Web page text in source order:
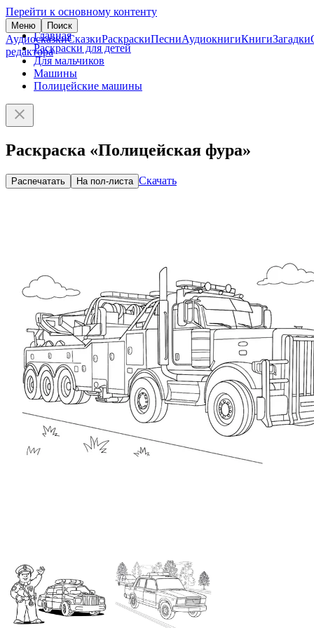
Перейти к основному контенту
Меню Поиск
АудиосказкиСказкиРаскраскиПесниАудиокнигиКнигиЗагадки
редактора
Главная
Раскраски для детей
Для мальчиков
Машины
Полицейские машины
Раскраска «Полицейская фура»
Распечатать На пол-листа Скачать